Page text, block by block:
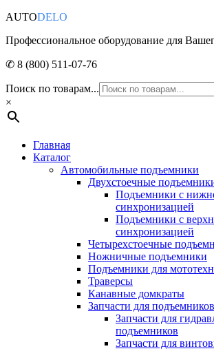
AUTODELO
Профессиональное оборудование для
✆ 8 (800) 511-07-76
Поиск по товарам...
×
Главная
Каталог
Автомобильные подъемники
Двухстоечные
Подъемники с
синхронизацией
Подъемники с
синхронизацией
Четырехстоечные
Ножничные подъемники
Подъемники для
Траверсы
Канавные домкраты
Запчасти для подъемников
Запчасти для
подъемников
Запчасти для